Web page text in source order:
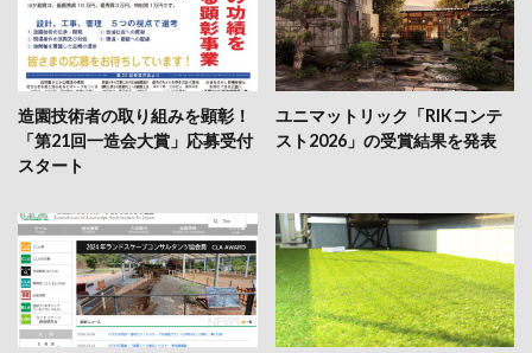
造園技術者の取り組みを顕彰！
「第21回一造会大賞」応募受付
スタート
ユニマットリック「RIKコンテ
スト2026」の受賞結果を発表